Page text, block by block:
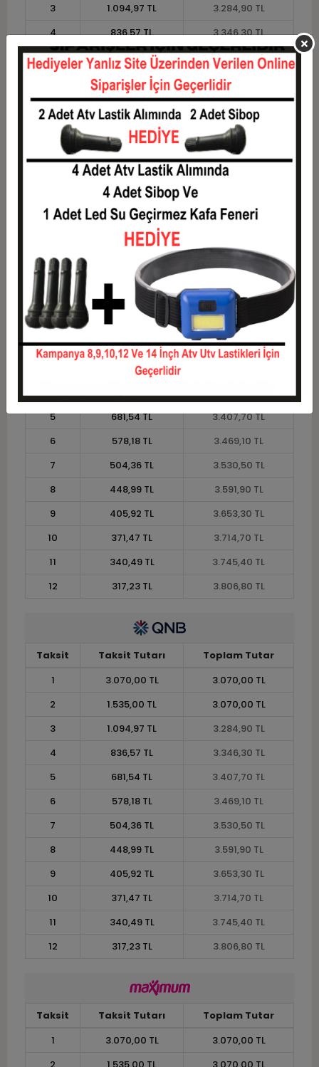
3
1.094,97 TL
3.284,90 TL
4
836,57 TL
3.346,30 TL
5
681,54 TL
3.407,70 TL
578,18 TL
3.469,10 TL
7
504,36 TL
3.530,50 TL
448,99 TL
3.591,90 TL
405,92 TL
3.653,30 TL
371,47 TL
3.714,70 TL
340,49 TL
317,23 TL
Taksit Taksit Tutarı
Toplam Tutar
1
3.070,00 TL
3.070,00 TL
2
1.535,00 TL
3.070,00 TL
1.094,97 TL
4
836,57 TL
3.346,30 TL
5
681,54 TL
3.407,70 TL
6
578,18 TL
3.469,10 TL
7
504,36 TL
3.530,50 TL
8
448,99 TL
3.591,90 TL
9
405,92 TL
3.653,30 TL
10
371,47 TL
3.714,70 TL
11
340,49 TL
3.745,40 TL
12
317,23 TL 3.806,80 TL
Taksit Taksit Tutarı
Toplam Tutar
1
3.070,00 TL
3.070,00 TL
2
1.535,00 TL
3.070,00 TL
3
1.094,97 TL
3.284,90 TL
4
836,57 TL
3.346,30 TL
5
681,54 TL
3.407,70 TL
6
578,18 TL
3.469,10 TL
7
504,36 TL
3.530,50 TL
8
448,99 TL
3.591,90 TL
9
405,92 TL
3.653,30 TL
10
371,47 TL
3.714,70 TL
11
340,49 TL
3.745,40 TL
12
317,23 TL 3.806,80 TL
Taksit Taksit Tutarı
Toplam Tutar
1
3.070,00 TL
3.070,00 TL